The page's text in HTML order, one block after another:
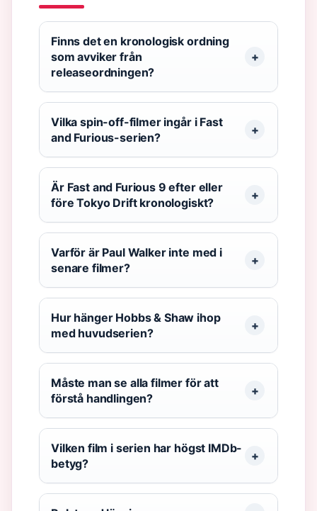
Finns det en kronologisk ordning
som avviker från
releaseordningen?
Vilka spin-off-filmer ingår i Fast
and Furious-serien?
Är Fast and Furious 9 efter eller
före Tokyo Drift kronologiskt?
Varför är Paul Walker inte med i
senare filmer?
Hur hänger Hobbs & Shaw ihop
med huvudserien?
Måste man se alla filmer för att
förstå handlingen?
Vilken film i serien har högst IMDb-
betyg?